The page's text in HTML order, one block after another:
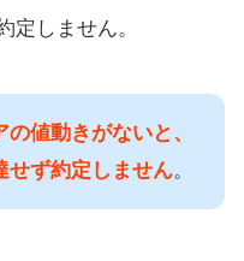
定しません。
の値動きがないと、
せず約定しません。